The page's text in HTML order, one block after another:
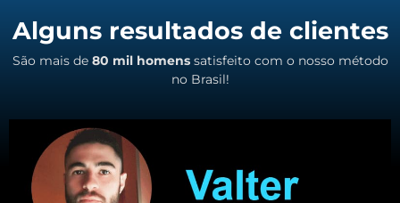
Alguns resultados de clientes
São mais de 80 mil homenssatisfeito com o nosso método
no Brasil!